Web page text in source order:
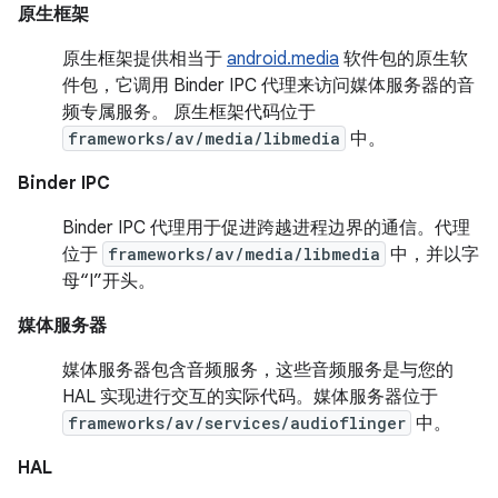
原生框架
原生框架提供相当于 android.media 软件包的原生软
件包，它调用 Binder IPC 代理来访问媒体服务器的音
频专属服务。 原生框架代码位于
frameworks/av/media/libmedia 中。
Binder IPC
Binder IPC 代理用于促进跨越进程边界的通信。代理
位于 frameworks/av/media/libmedia 中，并以字
母“I”开头。
媒体服务器
媒体服务器包含音频服务，这些音频服务是与您的
HAL 实现进行交互的实际代码。媒体服务器位于
frameworks/av/services/audioflinger 中。
HAL